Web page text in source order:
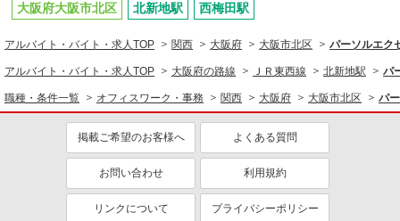
大阪府大阪市北区
北新地駅 西梅田駅
アルバイト・バイト・求人TOP 関西 大阪府 大阪市北区 パーソルエク
アルバイト・バイト・求人TOP 大阪府の路線 ＪＲ東西線 北新地駅 パ
職種・条件一覧 オフィスワーク・事務 関西 大阪府 大阪市北区 パ
掲載ご希望のお客様へ よくある質問
お問い合わせ 利用規約
リンクについて プライバシーポリシー